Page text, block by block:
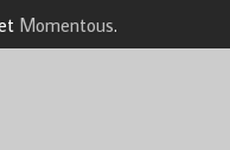
Momentous.